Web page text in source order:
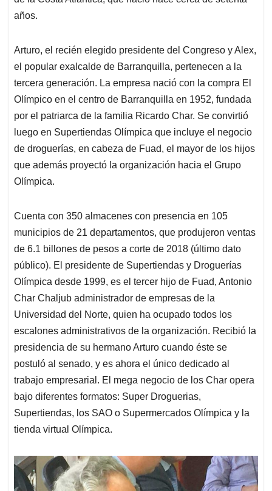
años.
Arturo, el recién elegido presidente del Congreso y Alex,
el popular exalcalde de Barranquilla, pertenecen a la
tercera generación. La empresa nació con la compra El
Olímpico en el centro de Barranquilla en 1952, fundada
por el patriarca de la familia Ricardo Char. Se convirtió
luego en Supertiendas Olímpica que incluye el negocio
de droguerías, en cabeza de Fuad, el mayor de los hijos
que además proyectó la organización hacia el Grupo
Olímpica.
Cuenta con 350 almacenes con presencia en 105
municipios de 21 departamentos, que produjeron ventas
de 6.1 billones de pesos a corte de 2018 (último dato
público). El presidente de Supertiendas y Droguerías
Olímpica desde 1999, es el tercer hijo de Fuad, Antonio
Char Chaljub administrador de empresas de la
Universidad del Norte, quien ha ocupado todos los
escalones administrativos de la organización. Recibió la
presidencia de su hermano Arturo cuando éste se
postuló al senado, y es ahora el único dedicado al
trabajo empresarial. El mega negocio de los Char opera
bajo diferentes formatos: Super Droguerias,
Supertiendas, los SAO o Supermercados Olímpica y la
tienda virtual Olímpica.